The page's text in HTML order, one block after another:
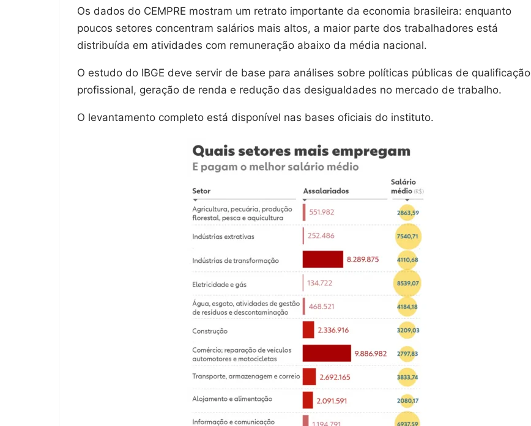
Os dados do CEMPRE mostram um retrato importante da economia brasileira: enquanto
poucos setores concentram salários mais altos, a maior parte dos trabalhadores está
distribuída em atividades com remuneração abaixo da média nacional.
O estudo do IBGE deve servir de base para análises sobre políticas públicas de qualificação
profissional, geração de renda e redução das desigualdades no mercado de trabalho.
O levantamento completo está disponível nas bases oficiais do instituto.